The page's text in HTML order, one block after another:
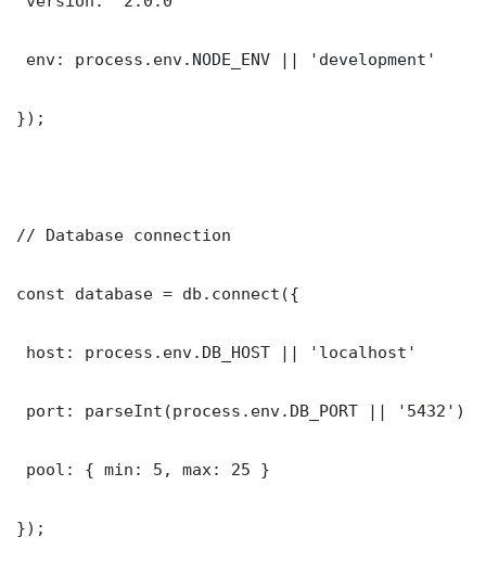
env: process.env.NODE_ENV || 'development'
});
// Database connection
const database = db.connect({
host: process.env.DB_HOST || 'localhost'
port: parseInt(process.env.DB_PORT || '5432')
pool: { min: 5, max: 25 }
});